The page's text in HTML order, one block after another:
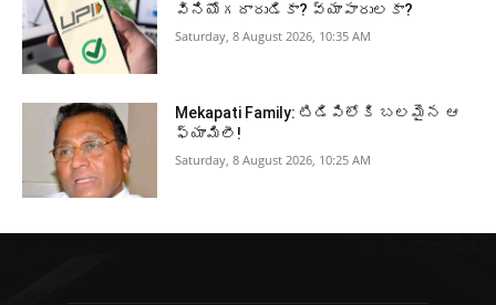
వినియోగదారుడికా? వ్యాపారులకా?
Saturday, 8 August 2026, 10:35 AM
Mekapati Family: టిడిపిలోకి బలమైన ఆ
ఫ్యామిలీ!
Saturday, 8 August 2026, 10:25 AM